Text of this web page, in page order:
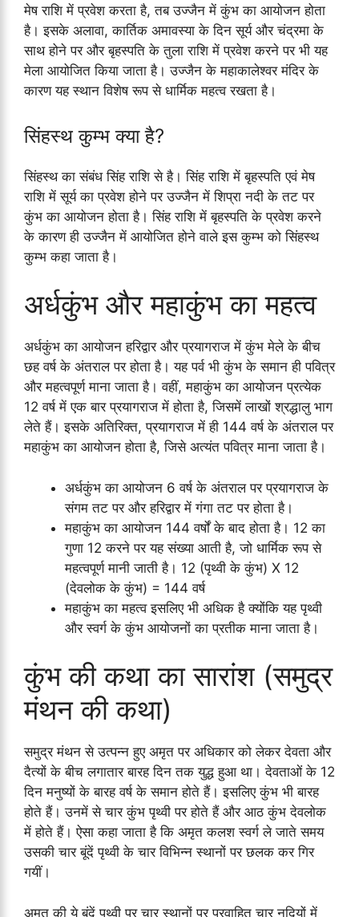
मेष राशि में प्रवेश करता है, तब उज्जैन में कुंभ का आयोजन होता
है। इसके अलावा, कार्तिक अमावस्या के दिन सूर्य और चंद्रमा के
साथ होने पर और बृहस्पति के तुला राशि में प्रवेश करने पर भी यह
मेला आयोजित किया जाता है। उज्जैन के महाकालेश्वर मंदिर के
कारण यह स्थान विशेष रूप से धार्मिक महत्व रखता है।
सिंहस्थ कुम्भ क्या है?
सिंहस्थ का संबंध सिंह राशि से है। सिंह राशि में बृहस्पति एवं मेष
राशि में सूर्य का प्रवेश होने पर उज्जैन में शिप्रा नदी के तट पर
कुंभ का आयोजन होता है। सिंह राशि में बृहस्पति के प्रवेश करने
के कारण ही उज्जैन में आयोजित होने वाले इस कुम्भ को सिंहस्थ
कुम्भ कहा जाता है।
अर्धकुंभ और महाकुंभ का महत्व
अर्धकुंभ का आयोजन हरिद्वार और प्रयागराज में कुंभ मेले के बीच
छह वर्ष के अंतराल पर होता है। यह पर्व भी कुंभ के समान ही पवित्र
और महत्वपूर्ण माना जाता है। वहीं, महाकुंभ का आयोजन प्रत्येक
12 वर्ष में एक बार प्रयागराज में होता है, जिसमें लाखों श्रद्धालु भाग
लेते हैं। इसके अतिरिक्त, प्रयागराज में ही 144 वर्ष के अंतराल पर
महाकुंभ का आयोजन होता है, जिसे अत्यंत पवित्र माना जाता है।
अर्धकुंभ का आयोजन 6 वर्ष के अंतराल पर प्रयागराज के
संगम तट पर और हरिद्वार में गंगा तट पर होता है।
महाकुंभ का आयोजन 144 वर्षों के बाद होता है। 12 का
गुणा 12 करने पर यह संख्या आती है, जो धार्मिक रूप से
महत्वपूर्ण मानी जाती है। 12 (पृथ्वी के कुंभ) X 12
(देवलोक के कुंभ) = 144 वर्ष
महाकुंभ का महत्व इसलिए भी अधिक है क्योंकि यह पृथ्वी
और स्वर्ग के कुंभ आयोजनों का प्रतीक माना जाता है।
कुंभ की कथा का सारांश (समुद्र
मंथन की कथा)
समुद्र मंथन से उत्पन्न हुए अमृत पर अधिकार को लेकर देवता और
दैत्यों के बीच लगातार बारह दिन तक युद्ध हुआ था। देवताओं के 12
दिन मनुष्यों के बारह वर्ष के समान होते हैं। इसलिए कुंभ भी बारह
होते हैं। उनमें से चार कुंभ पृथ्वी पर होते हैं और आठ कुंभ देवलोक
में होते हैं। ऐसा कहा जाता है कि अमृत कलश स्वर्ग ले जाते समय
उसकी चार बूंदें पृथ्वी के चार विभिन्न स्थानों पर छलक कर गिर
गयीं।
अमृत की ये बूंदें पृथ्वी पर चार स्थानों पर प्रवाहित चार नदियों में